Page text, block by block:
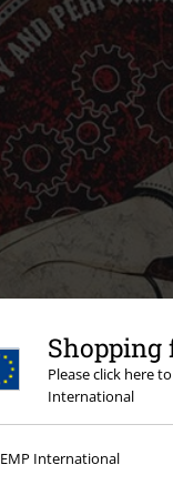
Please click here
International
EMP International